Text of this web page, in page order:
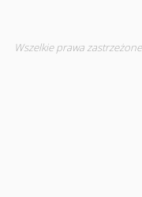
Wszelkie prawa